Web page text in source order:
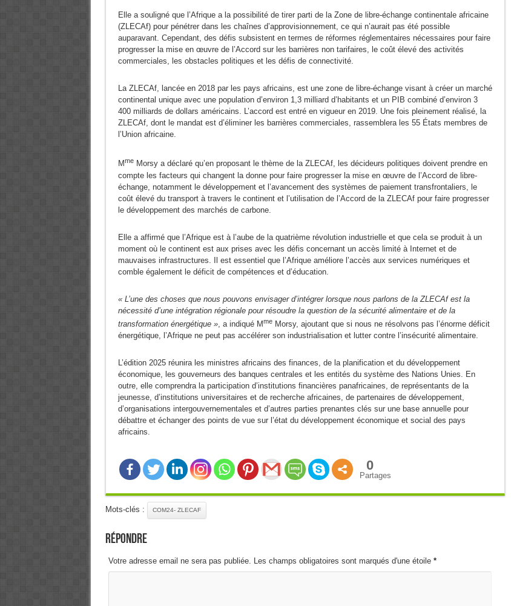
Elle a souligné que l’Afrique a la possibilité de tirer parti de la Zone de libre-échange continentale africaine
(ZLECAf) pour pénétrer dans les chaînes d’approvisionnement, ce qui n’aurait pas été possible
auparavant. Cependant, des défis subsistent en termes de réformes réglementaires nécessaires pour faire
progresser la mise en œuvre de l’Accord sur les barrières non tarifaires, le coût élevé des activités
commerciales, les obstacles politiques et les défis de connectivité.
La ZLECAf, lancée en 2018 par les pays africains, est une zone de libre-échange visant à créer un marché
continental unique avec une population d’environ 1,3 milliard d’habitants et un PIB combiné d’environ 3
400 milliards de dollars américains. L’accord est entré en vigueur en 2019. Une fois pleinement réalisé, la
ZLECAf, dont le mandat est d’éliminer les barrières commerciales, rassemblera les 55 États membres de
l’Union africaine.
MmeMorsy a déclaré qu’en proposant le thème de la ZLECAf, les décideurs politiques doivent prendre en
compte les facteurs qui changent la donne pour faire progresser la mise en œuvre de l’Accord de libre-
échange, notamment le développement et l’avancement des systèmes de paiement transfrontaliers, le
coût élevé du transport à travers le continent et l’utilisation de l’Accord de la ZLECAf pour faire progresser
le développement des marchés de carbone.
Elle a affirmé que l’Afrique est à l’aube de la quatrième révolution industrielle et que cela se produit à un
moment où le continent est aux prises avec les défis concernant un accès limité à Internet et de
mauvaises infrastructures. Il est essentiel que l’Afrique améliore l’accès aux services numériques et
comble également le déficit de compétences et d’éducation.
« L’une des choses que nous pouvons envisager d’intégrer lorsque nous parlons de la ZLECAf est la
nécessité d’une intégration régionale pour résoudre la question de la sécurité alimentaire et de la
transformation énergétique », a indiqué MmeMorsy, ajoutant que si nous ne résolvons pas l’énorme déficit
énergétique, l’Afrique ne peut pas accélérer son industrialisation et lutter contre l’insécurité alimentaire.
L’édition 2025 réunira les ministres africains des finances, de la planification et du développement
économique, les gouverneurs des banques centrales et les entités du système des Nations Unies. En
outre, elle comprendra la participation d’institutions financières panafricaines, de représentants de la
jeunesse, d’institutions universitaires et de recherche africaines, de partenaires de développement,
d’organisations intergouvernementales et d’autres parties prenantes clés sur une base annuelle pour
débattre et échanger des points de vue sur l’état du développement économique et social des pays
africains.
0
Partages
Mots-clés : COM24- ZLECAF
Répondre
Votre adresse email ne sera pas publiée. Les champs obligatoires sont marqués d'une étoile *